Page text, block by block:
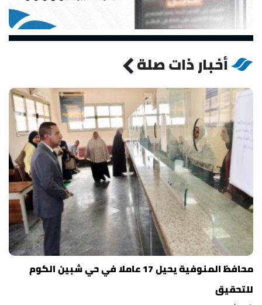
أخبار ذات صلة
محافظ المنوفية يحيل 17 عاملا في حي شبين الكوم
للتحقيق